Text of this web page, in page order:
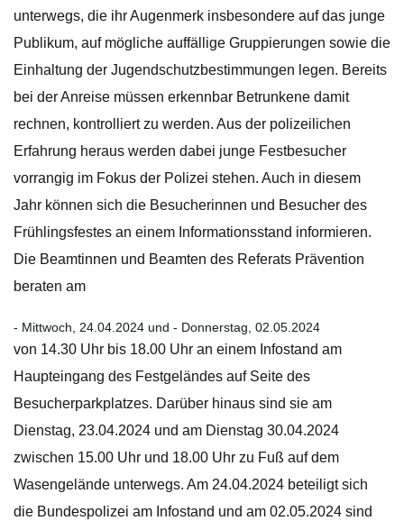
unterwegs, die ihr Augenmerk insbesondere auf das junge
Publikum, auf mögliche auffällige Gruppierungen sowie die
Einhaltung der Jugendschutzbestimmungen legen. Bereits
bei der Anreise müssen erkennbar Betrunkene damit
rechnen, kontrolliert zu werden. Aus der polizeilichen
Erfahrung heraus werden dabei junge Festbesucher
vorrangig im Fokus der Polizei stehen. Auch in diesem
Jahr können sich die Besucherinnen und Besucher des
Frühlingsfestes an einem Informationsstand informieren.
Die Beamtinnen und Beamten des Referats Prävention
beraten am
- Mittwoch, 24.04.2024 und - Donnerstag, 02.05.2024
von 14.30 Uhr bis 18.00 Uhr an einem Infostand am
Haupteingang des Festgeländes auf Seite des
Besucherparkplatzes. Darüber hinaus sind sie am
Dienstag, 23.04.2024 und am Dienstag 30.04.2024
zwischen 15.00 Uhr und 18.00 Uhr zu Fuß auf dem
Wasengelände unterwegs. Am 24.04.2024 beteiligt sich
die Bundespolizei am Infostand und am 02.05.2024 sind